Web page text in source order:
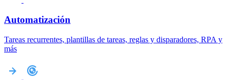
Automatización
Tareas recurrentes, plantillas de tareas, reglas y disparadores, RPA y
más